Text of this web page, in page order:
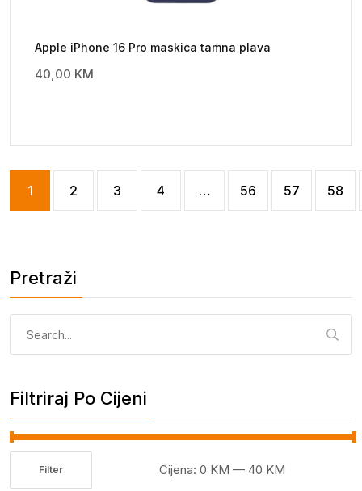
Apple iPhone 16 Pro maskica tamna plava
40,00 KM
1 2 3 4 … 56 57 58
Pretraži
Filtriraj Po Cijeni
Filter Cijena: 0 KM — 40 KM